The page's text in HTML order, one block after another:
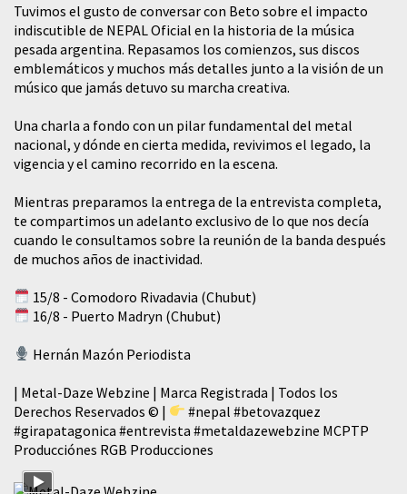
Tuvimos el gusto de conversar con Beto sobre el impacto
indiscutible de NEPAL Oficial en la historia de la música
pesada argentina. Repasamos los comienzos, sus discos
emblemáticos y muchos más detalles junto a la visión de un
músico que jamás detuvo su marcha creativa.
​Una charla a fondo con un pilar fundamental del metal
nacional, y dónde en cierta medida, revivimos el legado, la
vigencia y el camino recorrido en la escena.
Mientras preparamos la entrega de la entrevista completa,
te compartimos un adelanto exclusivo de lo que nos decía
cuando le consultamos sobre la reunión de la banda después
de muchos años de inactividad.
15/8 - Comodoro Rivadavia (Chubut)
16/8 - Puerto Madryn (Chubut)
Hernán Mazón Periodista
| Metal-Daze Webzine | Marca Registrada | Todos los
Derechos Reservados © |
#nepal #betovazquez
#girapatagonica #entrevista #metaldazewebzine MCPTP
Producciónes RGB Producciones